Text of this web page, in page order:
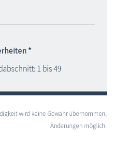
*
1 bis 49
wird keine Gewähr übernommen,
Änderungen möglich.